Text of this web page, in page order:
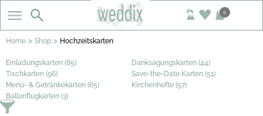
0
Home > Shop > Hochzeitskarten
Einladungskarten (85)
Danksagungskarten (44)
Tischkarten (96)
Save-the-Date Karten (51)
Menü- & Getränkekarten (65)
Kirchenhefte (57)
Ballonflugkarten (3)